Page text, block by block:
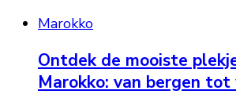
Marokko
Ontdek de mooiste
Marokko: van bergen